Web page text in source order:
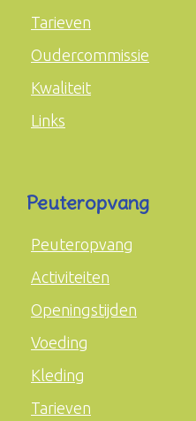
Tarieven
Oudercommissie
Kwaliteit
Links
Peuteropvang
Peuteropvang
Activiteiten
Openingstijden
Voeding
Kleding
Tarieven